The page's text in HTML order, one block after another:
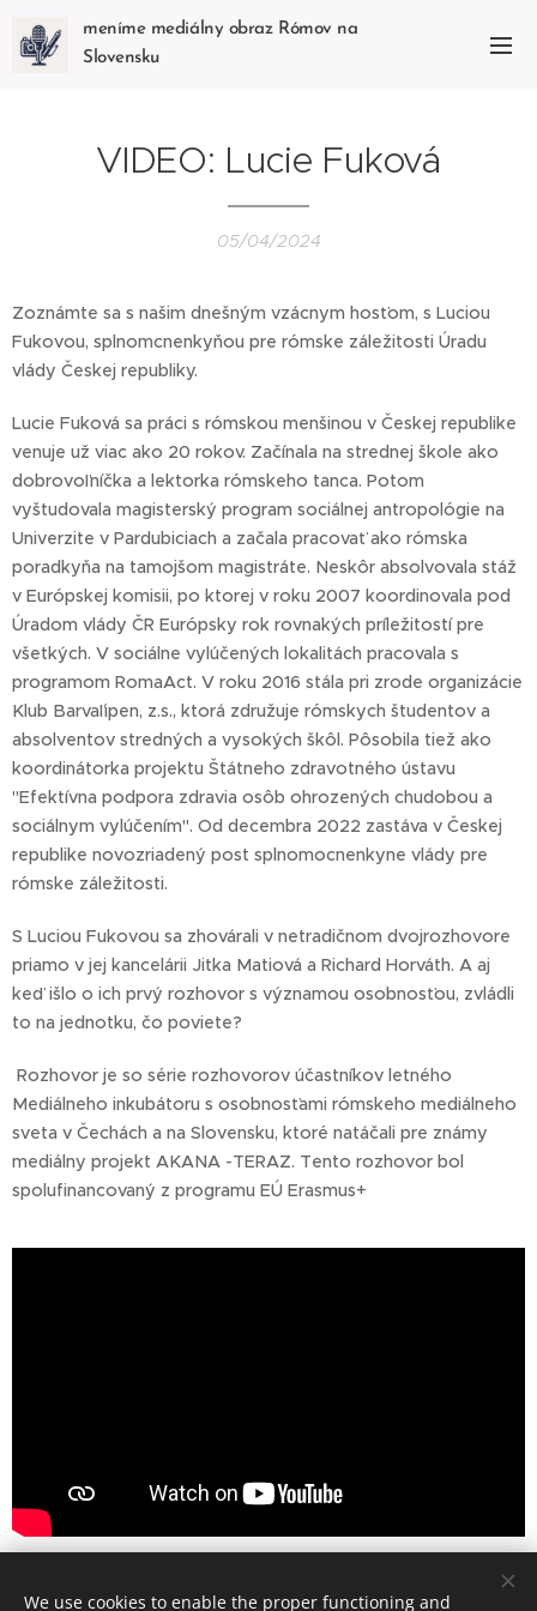
meníme mediálny obraz Rómov na
Slovensku
VIDEO: Lucie Fuková
05/04/2024
Zoznámte sa s našim dnešným vzácnym hosťom, s Luciou
Fukovou, splnomcnenkyňou pre rómske záležitosti Úradu
vlády Českej republiky.
Lucie Fuková sa práci s rómskou menšinou v Českej republike
venuje už viac ako 20 rokov. Začínala na strednej škole ako
dobrovoľníčka a lektorka rómskeho tanca. Potom
vyštudovala magisterský program sociálnej antropológie na
Univerzite v Pardubiciach a začala pracovať ako rómska
poradkyňa na tamojšom magistráte. Neskôr absolvovala stáž
v Európskej komisii, po ktorej v roku 2007 koordinovala pod
Úradom vlády ČR Európsky rok rovnakých príležitostí pre
všetkých. V sociálne vylúčených lokalitách pracovala s
programom RomaAct. V roku 2016 stála pri zrode organizácie
Klub Barvaľipen, z.s., ktorá združuje rómskych študentov a
absolventov stredných a vysokých škôl. Pôsobila tiež ako
koordinátorka projektu Štátneho zdravotného ústavu
"Efektívna podpora zdravia osôb ohrozených chudobou a
sociálnym vylúčením". Od decembra 2022 zastáva v Českej
republike novozriadený post splnomocnenkyne vlády pre
rómske záležitosti.
S Luciou Fukovou sa zhovárali v netradičnom dvojrozhovore
priamo v jej kancelárii Jitka Matiová a Richard Horváth. A aj
keď išlo o ich prvý rozhovor s významou osobnosťou, zvládli
to na jednotku, čo poviete?
Rozhovor je so série rozhovorov účastníkov letného
Mediálneho inkubátoru s osobnosťami rómskeho mediálneho
sveta v Čechách a na Slovensku, ktoré natáčali pre známy
mediálny projekt AKANA -TERAZ. Tento rozhovor bol
spolufinancovaný z programu EÚ Erasmus+
We use cookies to enable the proper functioning and